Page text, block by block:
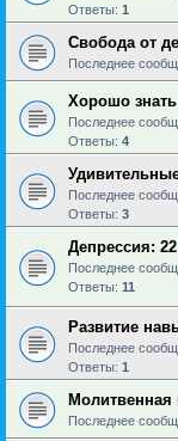
Ответы: 1
Свобода от
Последнее
Хорошо
Последнее
Ответы: 4
Последнее
Ответы: 3
Депрессия:
Последнее
Ответы: 11
Развитие
Последнее
Ответы: 1
Последнее